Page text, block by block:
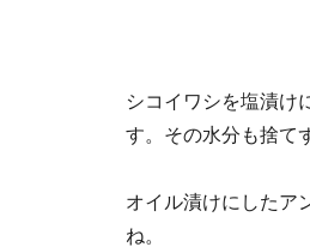
シコイワシを塩漬け
す。その水分も捨て
オイル漬けにしたア
ね。